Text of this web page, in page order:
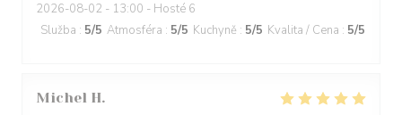
2026-08-02 - 13:00 - Hosté 6
Služba : 5/5 Atmosféra : 5/5 Kuchyně : 5/5 Kvalita / Cena : 5/5
Michel H